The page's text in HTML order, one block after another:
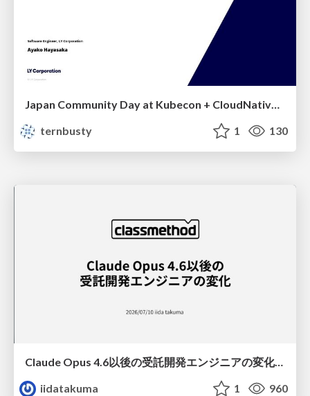
ternbusty
1 130
Claude Opus 4.6以後の受託開発エンジニアの変化(Claude Code開発ノウハウ大公開スペシャルbyクラスメソッド)
iidatakuma
1 960